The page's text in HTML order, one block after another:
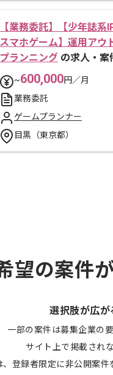
【業務委託】【少年誌系
スマホゲーム】運用アウ
プランニング の求人・案
~600,000円／月
業務委託
ゲームプランナー
目黒（東京都）
望の案件
選択肢が広が
一部の案件は募集企業の
サイト上で掲載され
、登録者限定に非公開案